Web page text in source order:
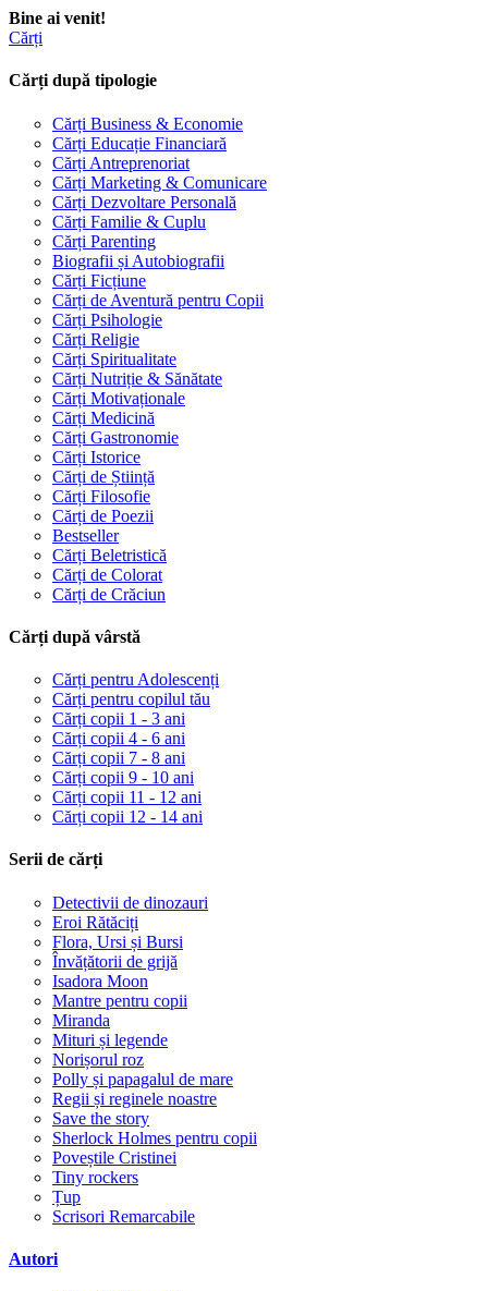
Bine ai venit!
Cărți
Cărți după tipologie
Cărți Business & Economie
Cărți Educație Financiară
Cărți Antreprenoriat
Cărți Marketing & Comunicare
Cărți Dezvoltare Personală
Cărți Familie & Cuplu
Cărți Parenting
Biografii și Autobiografii
Cărți Ficțiune
Cărți de Aventură pentru Copii
Cărți Psihologie
Cărți Religie
Cărți Spiritualitate
Cărți Nutriție & Sănătate
Cărți Motivaționale
Cărți Medicină
Cărți Gastronomie
Cărți Istorice
Cărți de Știință
Cărți Filosofie
Cărți de Poezii
Bestseller
Cărți Beletristică
Cărți de Colorat
Cărți de Crăciun
Cărți după vârstă
Cărți pentru Adolescenți
Cărți pentru copilul tău
Cărți copii 1 - 3 ani
Cărți copii 4 - 6 ani
Cărți copii 7 - 8 ani
Cărți copii 9 - 10 ani
Cărți copii 11 - 12 ani
Cărți copii 12 - 14 ani
Serii de cărți
Detectivii de dinozauri
Eroi Rătăciți
Flora, Ursi și Bursi
Învățătorii de grijă
Isadora Moon
Mantre pentru copii
Miranda
Mituri și legende
Norișorul roz
Polly și papagalul de mare
Regii și reginele noastre
Save the story
Sherlock Holmes pentru copii
Poveștile Cristinei
Tiny rockers
Țup
Scrisori Remarcabile
Autori